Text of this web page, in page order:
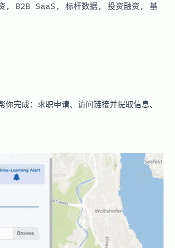
, B2B SaaS, 标杆数据, 投资融资, 基
完成：求职申请、访问链接并提取信息、